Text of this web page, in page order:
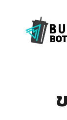
content